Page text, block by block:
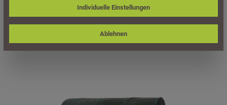
Individuelle Einstellungen
Ablehnen